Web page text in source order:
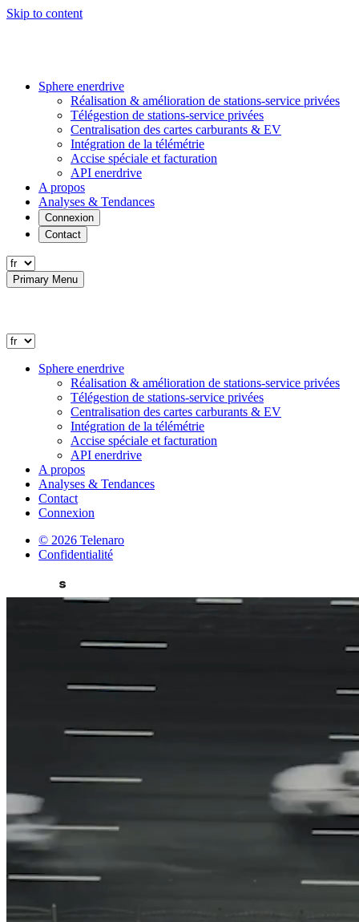
Skip to content
Sphere enerdrive
Réalisation & amélioration de stations-service privées
Télégestion de stations-service privées
Centralisation des cartes carburants & EV
Intégration de la télémétrie
Accise spéciale et facturation
API enerdrive
A propos
Analyses & Tendances
Connexion
Contact
Primary Menu
Sphere enerdrive
Réalisation & amélioration de stations-service privées
Télégestion de stations-service privées
Centralisation des cartes carburants & EV
Intégration de la télémétrie
Accise spéciale et facturation
API enerdrive
A propos
Analyses & Tendances
Contact
Connexion
© 2026 Telenaro
Confidentialité